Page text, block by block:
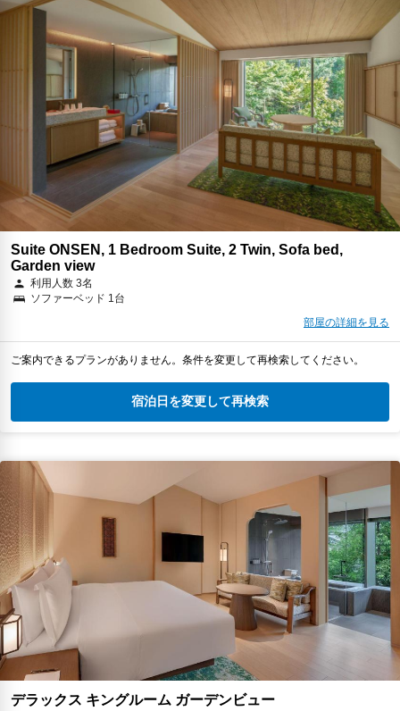
Suite ONSEN, 1 Bedroom Suite, 2 Twin, Sofa bed,
Garden view
利用人数 3名
ソファーベッド 1台
部屋の詳細を見る
ご案内できるプランがありません。条件を変更して再検索してください。
宿泊日を変更して再検索
デラックス キングルーム ガーデンビュー